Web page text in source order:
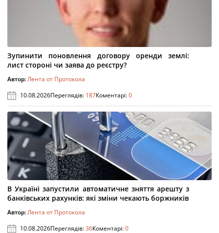
Зупинити поновлення договору оренди землі:
лист стороні чи заява до реєстру?
Автор:Лента от Протокола
10.08.2026Переглядів: 187Коментарі:0
В Україні запустили автоматичне зняття арешту з
банківських рахунків: які зміни чекають боржників
Автор:Лента от Протокола
10.08.2026Переглядів:36Коментарі:0